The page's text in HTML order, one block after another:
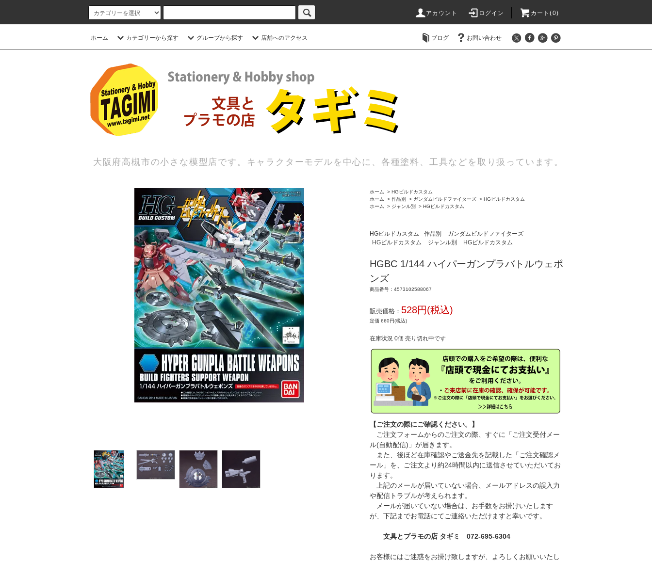
アカウント ログイン カート(0)
ホーム カテゴリーから探す グループから探す 店舗へのアクセス ブログ お問い合わせ
大阪府高槻市の小さな模型店です。キャラクターモデルを中心に、各種塗料、工具などを取り扱っています。
ホーム > HGビルドカスタム
ホーム
> 作品別 > ガンダムビルドファイターズ > HGビルドカスタム
ホーム
> ジャンル別 > HGビルドカスタム
HGビルドカスタム 作品別
ガンダムビルドファイターズ
HGビルドカスタム
ジャンル別 HGビルドカスタム
HGBC 1/144 ハイパーガンプラバトルウェポ
ンズ
商品番号：4573102588067
販売価格： 528円(税込)
定価 660円(税込)
在庫状況 0個 売り切れ中です
【ご注文の際にご確認ください。】
ご注文フォームからのご注文の際、すぐに「ご注文受付メー
ル(自動配信)」が届きます。
また、後ほど在庫確認やご送金先を記載した「ご注文確認メ
ール」を、ご注文より約24時間以内に送信させていただいてお
ります。
上記のメールが届いていない場合、メールアドレスの誤入力
や配信トラブルが考えられます。
メールが届いていない場合は、お手数をお掛けいたします
が、下記までお電話にてご連絡いただけますと幸いです。
文具とプラモの店 タギミ 072-695-6304
お客様にはご迷惑をお掛け致しますが、よろしくお願いいたし